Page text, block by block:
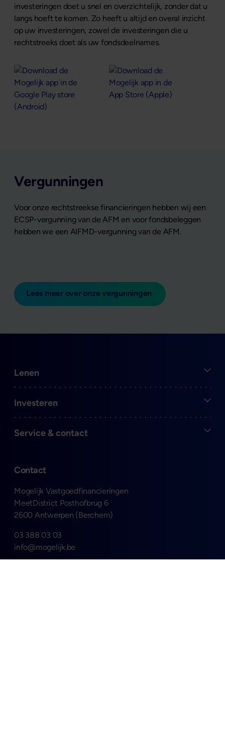
investeringen doet u snel en overzichtelijk, zonder dat u
langs hoeft te komen. Zo heeft u altijd en overal inzicht
op uw investeringen, zowel de investeringen die u
rechtstreeks doet als uw fondsdeelnames.
Vergunningen
Voor onze rechtstreekse financieringen hebben wij een
ECSP-vergunning van de AFM en voor fondsbeleggen
hebben we een AIFMD-vergunning van de AFM.
Lees meer over onze vergunningen
Contact
Mogelijk Vastgoedfinancieringen
MeetDistrict Posthofbrug 6
2600 Antwerpen (Berchem)
03 388 03 03
info@mogelijk.be
Open
Lenen
Open
Investeren
Open
Service & contact